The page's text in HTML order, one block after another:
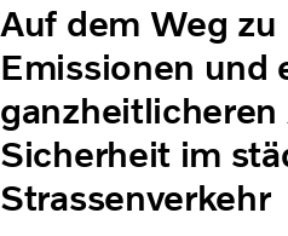
Auf dem Weg zu
Emissionen und
ganzheitlicheren
Sicherheit im
Strassenverkehr